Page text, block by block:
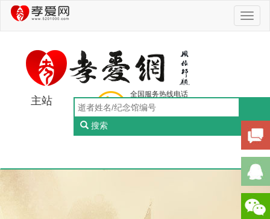
主站
搜索
全国服务热线电话
0756-5505888
工作日：9:00-18:00（周一至周五）